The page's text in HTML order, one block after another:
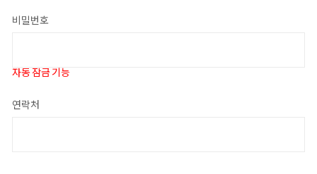
비밀번호
자동 잠금 기능
연락처